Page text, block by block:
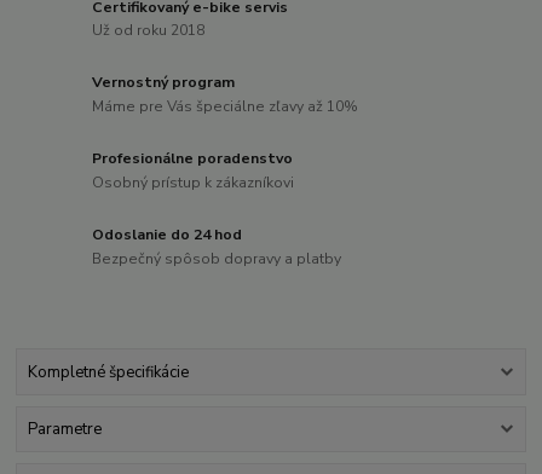
Certifikovaný e-bike servis
Už od roku 2018
Vernostný program
Máme pre Vás špeciálne zľavy až 10%
Profesionálne poradenstvo
Osobný prístup k zákazníkovi
Odoslanie do 24 hod
Bezpečný spôsob dopravy a platby
Kompletné špecifikácie
Parametre